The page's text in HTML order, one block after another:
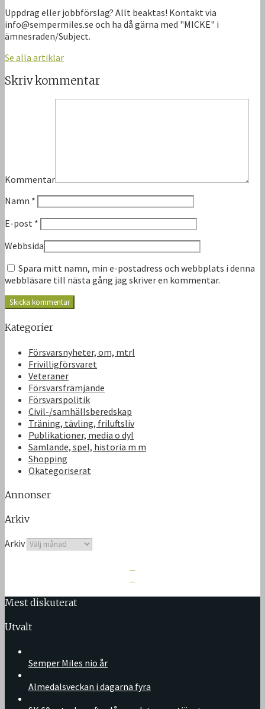
Uppdrag eller jobbförslag? Allt beaktas! Kontakt via
info@sempermiles.se och ha då gärna med "MICKE" i
ämnesraden/Subject.
Se alla artiklar
Skriv kommentar
Kommentar
Namn *
E-post *
Webbsida
Spara mitt namn, min e-postadress och webbplats i denna
webbläsare till nästa gång jag skriver en kommentar.
Kategorier
Försvarsnyheter, om, mtrl
Frivilligförsvaret
Veteraner
Försvarsfrämjande
Försvarspolitik
Civil-/samhällsberedskap
Träning, tävling, friluftsliv
Publikationer, media o dyl
Samlande, spel, historia m m
Shopping
Okategoriserat
Annonser
Arkiv
Arkiv
Mest diskuterat
Utvalt
Semper Miles nio år
Almedalsveckan i dagarna fyra